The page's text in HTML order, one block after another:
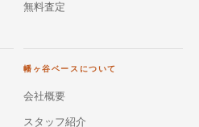
無料査定
幡ヶ谷ベースについて
会社概要
スタッフ紹介